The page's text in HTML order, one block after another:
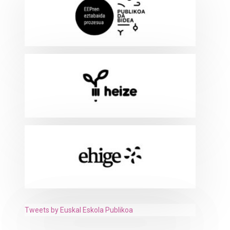
Tweets by Euskal Eskola Publikoa